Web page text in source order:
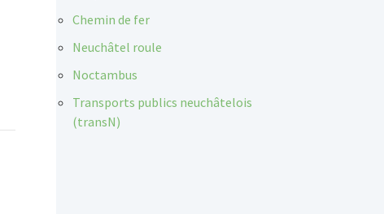
Chemin de fer
Neuchâtel roule
Noctambus
Transports publics neuchâtelois
(transN)